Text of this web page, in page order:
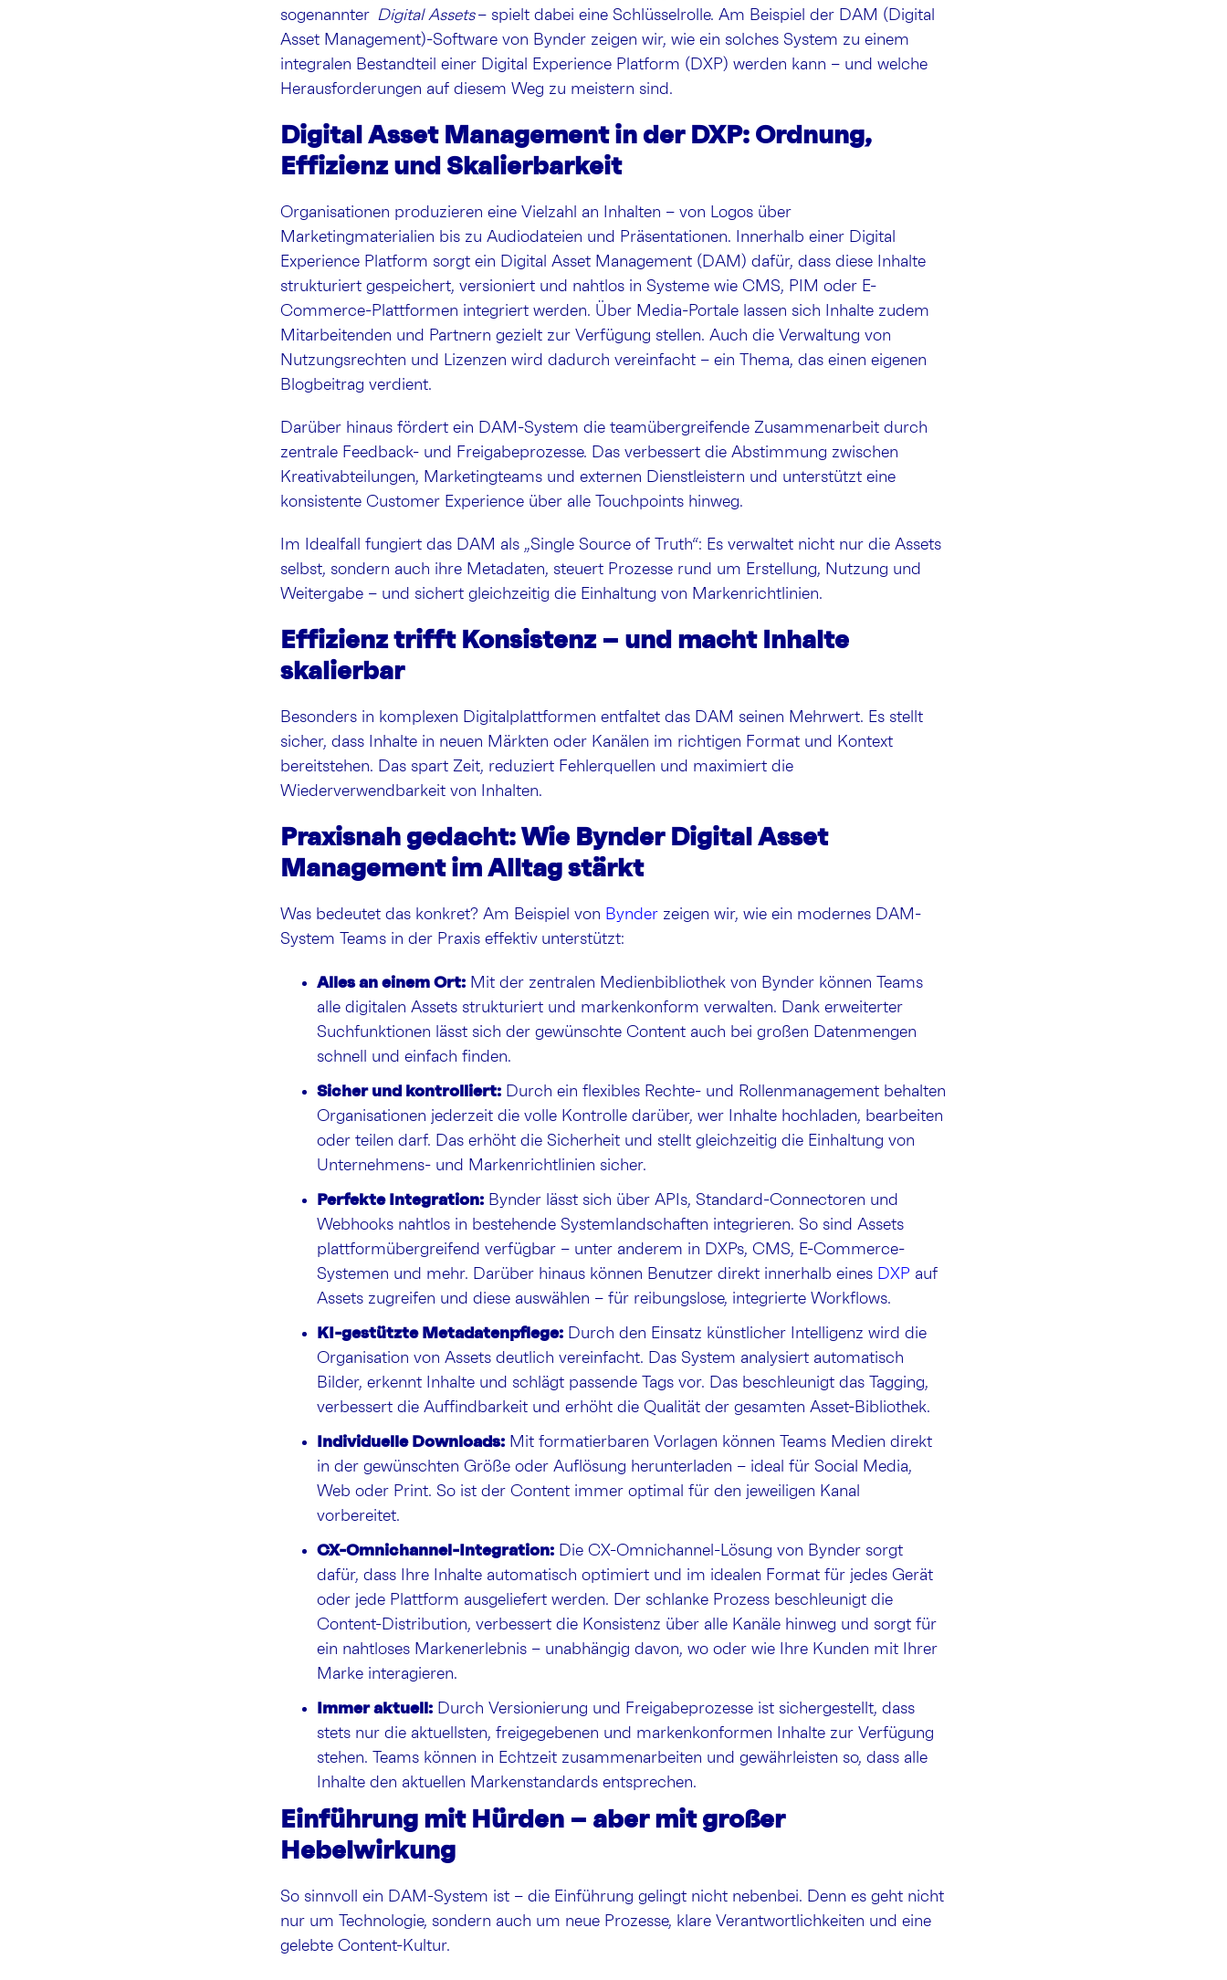
sogenannter Digital Assets– spielt dabei eine Schlüsselrolle. Am Beispiel der DAM (Digital
Asset Management)-Software von Bynder zeigen wir, wie ein solches System zu einem
integralen Bestandteil einer Digital Experience Platform (DXP) werden kann – und welche
Herausforderungen auf diesem Weg zu meistern sind.
Digital Asset Management in der DXP: Ordnung,
Effizienz und Skalierbarkeit
Organisationen produzieren eine Vielzahl an Inhalten – von Logos über
Marketingmaterialien bis zu Audiodateien und Präsentationen. Innerhalb einer Digital
Experience Platform sorgt ein Digital Asset Management (DAM) dafür, dass diese Inhalte
strukturiert gespeichert, versioniert und nahtlos in Systeme wie CMS, PIM oder E-
Commerce-Plattformen integriert werden. Über Media-Portale lassen sich Inhalte zudem
Mitarbeitenden und Partnern gezielt zur Verfügung stellen. Auch die Verwaltung von
Nutzungsrechten und Lizenzen wird dadurch vereinfacht – ein Thema, das einen eigenen
Blogbeitrag verdient.
Darüber hinaus fördert ein DAM-System die teamübergreifende Zusammenarbeit durch
zentrale Feedback- und Freigabeprozesse. Das verbessert die Abstimmung zwischen
Kreativabteilungen, Marketingteams und externen Dienstleistern und unterstützt eine
konsistente Customer Experience über alle Touchpoints hinweg.
Im Idealfall fungiert das DAM als „Single Source of Truth“: Es verwaltet nicht nur die Assets
selbst, sondern auch ihre Metadaten, steuert Prozesse rund um Erstellung, Nutzung und
Weitergabe – und sichert gleichzeitig die Einhaltung von Markenrichtlinien.
Effizienz trifft Konsistenz – und macht Inhalte
skalierbar
Besonders in komplexen Digitalplattformen entfaltet das DAM seinen Mehrwert. Es stellt
sicher, dass Inhalte in neuen Märkten oder Kanälen im richtigen Format und Kontext
bereitstehen. Das spart Zeit, reduziert Fehlerquellen und maximiert die
Wiederverwendbarkeit von Inhalten.
Praxisnah gedacht: Wie Bynder Digital Asset
Management im Alltag stärkt
Was bedeutet das konkret? Am Beispiel von Bynder zeigen wir, wie ein modernes DAM-
System Teams in der Praxis effektiv unterstützt:
Alles an einem Ort: Mit der zentralen Medienbibliothek von Bynder können Teams
alle digitalen Assets strukturiert und markenkonform verwalten. Dank erweiterter
Suchfunktionen lässt sich der gewünschte Content auch bei großen Datenmengen
schnell und einfach finden.
Sicher und kontrolliert: Durch ein flexibles Rechte- und Rollenmanagement behalten
Organisationen jederzeit die volle Kontrolle darüber, wer Inhalte hochladen, bearbeiten
oder teilen darf. Das erhöht die Sicherheit und stellt gleichzeitig die Einhaltung von
Unternehmens- und Markenrichtlinien sicher.
Perfekte Integration: Bynder lässt sich über APIs, Standard-Connectoren und
Webhooks nahtlos in bestehende Systemlandschaften integrieren. So sind Assets
plattformübergreifend verfügbar – unter anderem in DXPs, CMS, E-Commerce-
Systemen und mehr. Darüber hinaus können Benutzer direkt innerhalb eines DXP auf
Assets zugreifen und diese auswählen – für reibungslose, integrierte Workflows.
KI-gestützte Metadatenpflege: Durch den Einsatz künstlicher Intelligenz wird die
Organisation von Assets deutlich vereinfacht. Das System analysiert automatisch
Bilder, erkennt Inhalte und schlägt passende Tags vor. Das beschleunigt das Tagging,
verbessert die Auffindbarkeit und erhöht die Qualität der gesamten Asset-Bibliothek.
Individuelle Downloads: Mit formatierbaren Vorlagen können Teams Medien direkt
in der gewünschten Größe oder Auflösung herunterladen – ideal für Social Media,
Web oder Print. So ist der Content immer optimal für den jeweiligen Kanal
vorbereitet.
CX-Omnichannel-Integration: Die CX-Omnichannel-Lösung von Bynder sorgt
dafür, dass Ihre Inhalte automatisch optimiert und im idealen Format für jedes Gerät
oder jede Plattform ausgeliefert werden. Der schlanke Prozess beschleunigt die
Content-Distribution, verbessert die Konsistenz über alle Kanäle hinweg und sorgt für
ein nahtloses Markenerlebnis – unabhängig davon, wo oder wie Ihre Kunden mit Ihrer
Marke interagieren.
Immer aktuell: Durch Versionierung und Freigabeprozesse ist sichergestellt, dass
stets nur die aktuellsten, freigegebenen und markenkonformen Inhalte zur Verfügung
stehen. Teams können in Echtzeit zusammenarbeiten und gewährleisten so, dass alle
Inhalte den aktuellen Markenstandards entsprechen.
Einführung mit Hürden – aber mit großer
Hebelwirkung
So sinnvoll ein DAM-System ist – die Einführung gelingt nicht nebenbei. Denn es geht nicht
nur um Technologie, sondern auch um neue Prozesse, klare Verantwortlichkeiten und eine
gelebte Content-Kultur.